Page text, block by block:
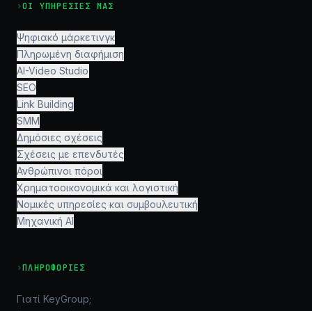
›ΟΙ ΥΠΗΡΕΣΊΕΣ ΜΑΣ
Ψηφιακό μάρκετινγκ
Πληρωμένη διαφήμιση
AI-Video Studio
SEO
Link Building
SMM
Δημόσιες σχέσεις
Σχέσεις με επενδυτές
Ανθρώπινοι πόροι
Χρηματοοικονομικά και λογιστική
Νομικές υπηρεσίες και συμβουλευτική
Μηχανική AI
›ΠΛΗΡΟΦΟΡΊΕΣ
Γιατί KeyGroup;